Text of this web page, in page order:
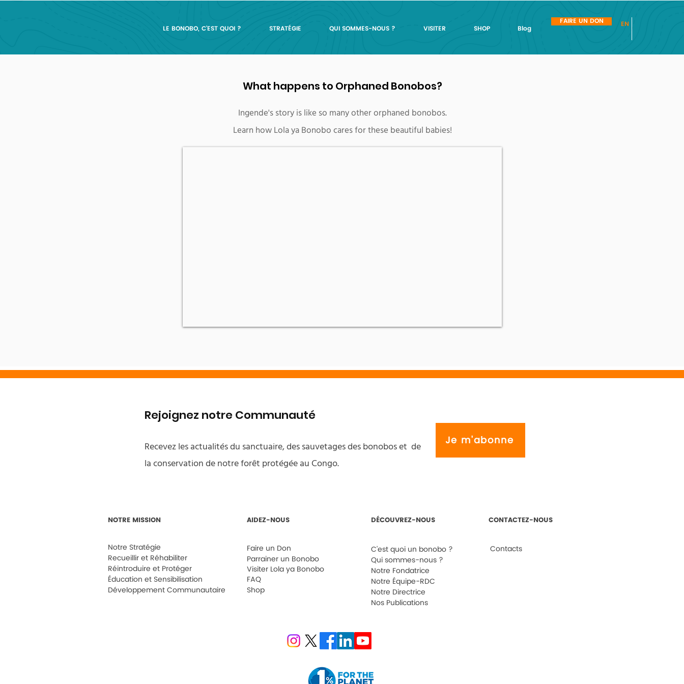
LE BONOBO, C'EST QUOI ? STRATÉGIE QUI SOMMES-NOUS ? VISITER SHOP Blog
FAIRE UN DON EN
What happens to Orphaned Bonobos?
Ingende's story is like so many other orphaned bonobos.
Learn how Lola ya Bonobo cares for these beautiful babies!
Rejoignez notre Communauté
Recevez les actualités du sanctuaire, des sauvetages des bonobos et de
la conservation de notre forêt protégée au Congo.
Je m'abonne
NOTRE MISSION
Notre Stratégie
Recueillir et Réhabiliter
Réintroduire et Protéger
Éducation et Sensibilisation
Développement Communautaire
AIDEZ-NOUS
Faire un Don
Parrainer un Bonobo
Visiter Lola ya Bonobo
FAQ
Shop
DÉCOUVREZ-NOUS
C'est quoi un bonobo ?
Qui sommes-nous ?
Notre Fondatrice
Notre Équipe-RDC
Notre Directrice
Nos Publications
CONTACTEZ-NOUS
Contacts